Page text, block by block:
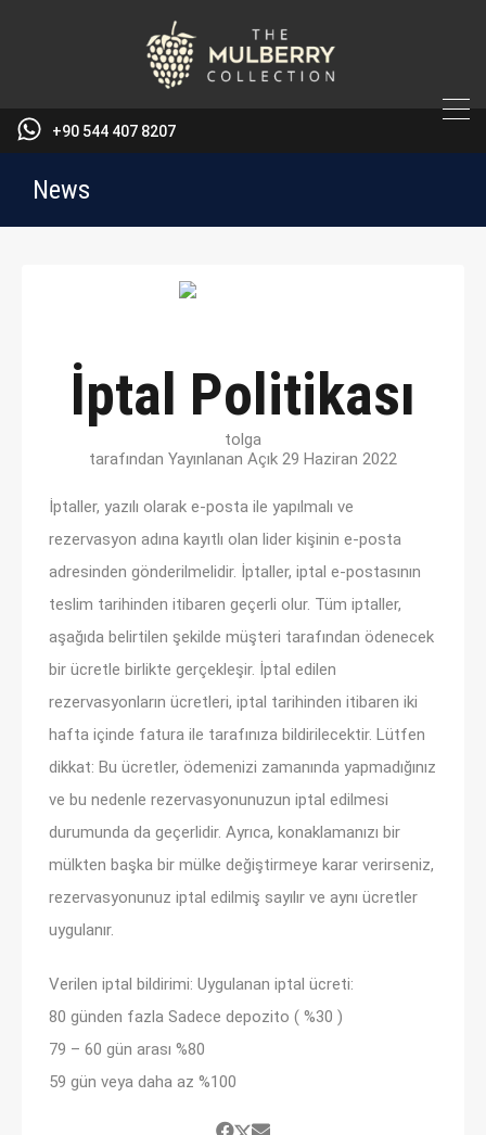
+90 544 407 8207
News
İptal Politikası
tolga
tarafından Yayınlanan Açık 29 Haziran 2022
İptaller, yazılı olarak e-posta ile yapılmalı ve
rezervasyon adına kayıtlı olan lider kişinin e-posta
adresinden gönderilmelidir. İptaller, iptal e-postasının
teslim tarihinden itibaren geçerli olur. Tüm iptaller,
aşağıda belirtilen şekilde müşteri tarafından ödenecek
bir ücretle birlikte gerçekleşir. İptal edilen
rezervasyonların ücretleri, iptal tarihinden itibaren iki
hafta içinde fatura ile tarafınıza bildirilecektir. Lütfen
dikkat: Bu ücretler, ödemenizi zamanında yapmadığınız
ve bu nedenle rezervasyonunuzun iptal edilmesi
durumunda da geçerlidir. Ayrıca, konaklamanızı bir
mülkten başka bir mülke değiştirmeye karar verirseniz,
rezervasyonunuz iptal edilmiş sayılır ve aynı ücretler
uygulanır.
Verilen iptal bildirimi: Uygulanan iptal ücreti:
80 günden fazla Sadece depozito ( %30 )
79 – 60 gün arası %80
59 gün veya daha az %100